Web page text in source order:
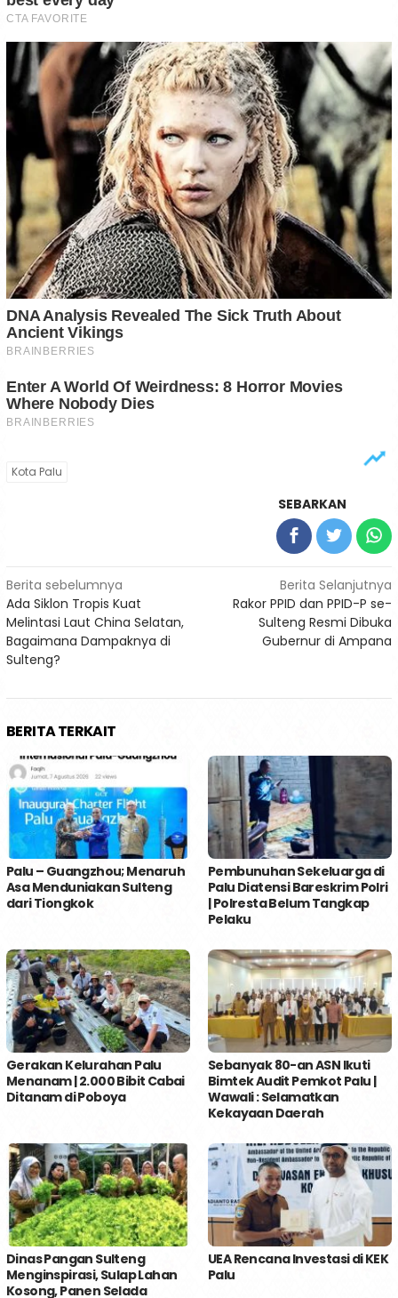
Kota Palu
SEBARKAN
Navigasi
pos
Berita sebelumnya
Ada Siklon Tropis Kuat
Melintasi Laut China Selatan,
Bagaimana Dampaknya di
Sulteng?
Berita Selanjutnya
Rakor PPID dan PPID-P se-
Sulteng Resmi Dibuka
Gubernur di Ampana
BERITA TERKAIT
Palu – Guangzhou; Menaruh
Asa Menduniakan Sulteng
dari Tiongkok
Pembunuhan Sekeluarga di
Palu Diatensi Bareskrim Polri
| Polresta Belum Tangkap
Pelaku
Gerakan Kelurahan Palu
Menanam | 2.000 Bibit Cabai
Ditanam di Poboya
Sebanyak 80-an ASN Ikuti
Bimtek Audit Pemkot Palu |
Wawali : Selamatkan
Kekayaan Daerah
Dinas Pangan Sulteng
Menginspirasi, Sulap Lahan
Kosong, Panen Selada
UEA Rencana Investasi di KEK
Palu